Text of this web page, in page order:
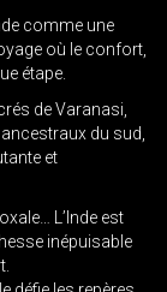
comme une
où le confort,
étape.
de Varanasi,
du sud,
et
L’Inde est
inépuisable